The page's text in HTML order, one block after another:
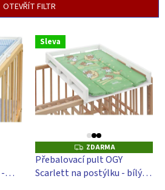
OTEVŘÍT FILTR
Sleva
Z
D
A
R
M
ZDARMA
Přebalovací pult OGY
Scarlett na postýlku - bílý -